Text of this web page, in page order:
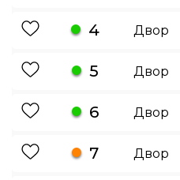
4 Двор
5 Двор
6 Двор
7 Двор